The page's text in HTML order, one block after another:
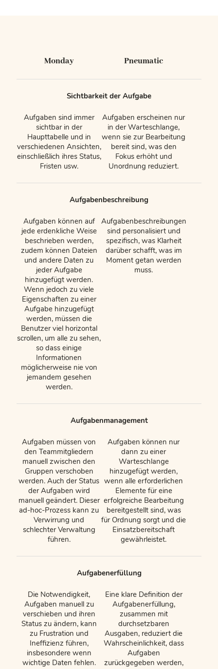
Monday Pneumatic
Sichtbarkeit der Aufgabe
Aufgaben sind immer
sichtbar in der
Haupttabelle und in
verschiedenen Ansichten,
einschließlich ihres Status,
Fristen usw.
Aufgaben erscheinen nur
in der Warteschlange,
wenn sie zur Bearbeitung
bereit sind, was den
Fokus erhöht und
Unordnung reduziert.
Aufgabenbeschreibung
Aufgaben können auf
jede erdenkliche Weise
beschrieben werden,
zudem können Dateien
und andere Daten zu
jeder Aufgabe
hinzugefügt werden.
Wenn jedoch zu viele
Eigenschaften zu einer
Aufgabe hinzugefügt
werden, müssen die
Benutzer viel horizontal
scrollen, um alle zu sehen,
so dass einige
Informationen
möglicherweise nie von
jemandem gesehen
werden.
Aufgabenbeschreibungen
sind personalisiert und
spezifisch, was Klarheit
darüber schafft, was im
Moment getan werden
muss.
Aufgabenmanagement
Aufgaben müssen von
den Teammitgliedern
manuell zwischen den
Gruppen verschoben
werden. Auch der Status
der Aufgaben wird
manuell geändert. Dieser
ad-hoc-Prozess kann zu
Verwirrung und
schlechter Verwaltung
führen.
Aufgaben können nur
dann zu einer
Warteschlange
hinzugefügt werden,
wenn alle erforderlichen
Elemente für eine
erfolgreiche Bearbeitung
bereitgestellt sind, was
für Ordnung sorgt und die
Einsatzbereitschaft
gewährleistet.
Aufgabenerfüllung
Die Notwendigkeit,
Aufgaben manuell zu
verschieben und ihren
Status zu ändern, kann
zu Frustration und
Ineffizienz führen,
insbesondere wenn
wichtige Daten fehlen.
Eine klare Definition der
Aufgabenerfüllung,
zusammen mit
durchsetzbaren
Ausgaben, reduziert die
Wahrscheinlichkeit, dass
Aufgaben
zurückgegeben werden,